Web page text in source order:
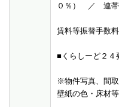
０％） ／ 連帯
１年毎更
賃料等振替手数
■くらしーど２４
※物件写真、間
壁紙の色・床材